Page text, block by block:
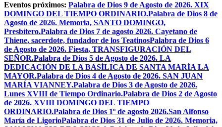
Eventos próximos: Palabra de Dios 9 de Agosto de 2026. XIX
DOMINGO DEL TIEMPO ORDINARIO.Palabra de Dios 8 de
Agosto de 2026. Memoria, SANTO DOMINGO,
Presbítero.Palabra de Dios 7 de agosto 2026. Cayetano de
Thiene, sacerdote, fundador de los TeatinosPalabra de Dios 6
de Agosto de 2026. Fiesta, TRANSFIGURACIÓN DEL
SEÑOR.Palabra de Dios 5 de Agosto de 2026. LA
DEDICACIÓN DE LA BASÍLICA DE SANTA MARÍA LA
MAYOR.Palabra de Dios 4 de Agosto de 2026. SAN JUAN
MARÍA VIANNEY.Palabra de Dios 3 de Agosto de 2026.
Lunes XVIII de Tiempo Ordinario.Palabra de Dios 2 de Agosto
de 2026. XVIII DOMINGO DEL TIEMPO
ORDINARIO.Palabra de Dios 1º de agosto 2026.San Alfonso
María de LigorioPalabra de Dios 31 de Julio de 2026. Memoria,